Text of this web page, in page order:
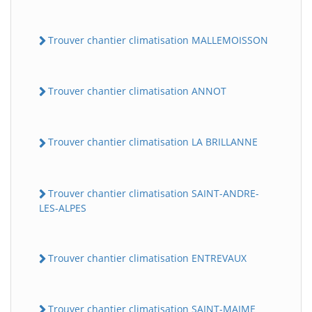
Trouver chantier climatisation MALLEMOISSON
Trouver chantier climatisation ANNOT
Trouver chantier climatisation LA BRILLANNE
Trouver chantier climatisation SAINT-ANDRE-
LES-ALPES
Trouver chantier climatisation ENTREVAUX
Trouver chantier climatisation SAINT-MAIME